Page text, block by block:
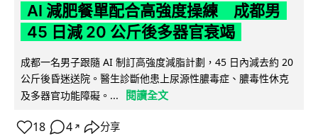
AI 減肥餐單配合高強度操練 成都男
45 日減 20 公斤後多器官衰竭
成都一名男子跟隨 AI 制訂高強度減脂計劃，45 日內減去約 20
公斤後昏迷送院。醫生診斷他患上尿源性膿毒症、膿毒性休克
及多器官功能障礙。...
閱讀全文
18 4 ↗ 分享